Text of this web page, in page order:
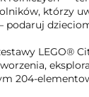
którzy
LEGO®
204-